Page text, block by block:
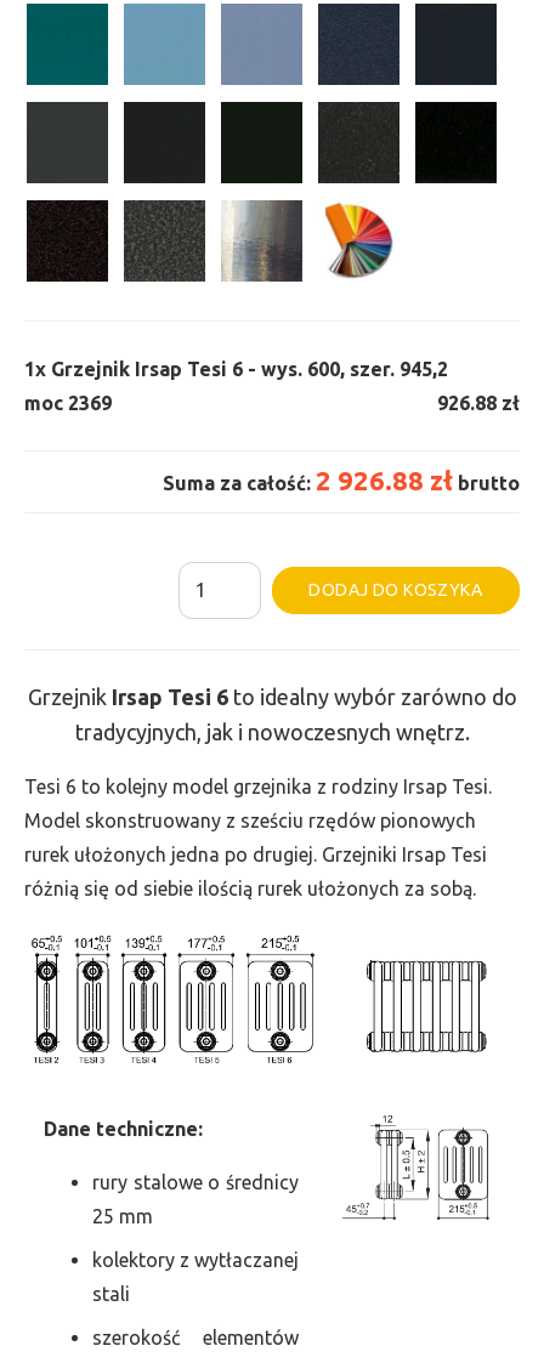
1x Grzejnik Irsap Tesi 6 - wys. 600, szer. 945,
moc 2369
2
926.88 zł
Suma za całość: 2 926.88 zł brutto
ilość
Grzejnik
-
wys.
600,
szer.
945,
2369
DODAJ DO KOSZYKA
Grzejnik Irsap Tesi 6to idealny wybór zarówno do
tradycyjnych, jak i nowoczesnych wnętrz.
Tesi 6 to kolejny model grzejnika z rodziny Irsap Tesi.
Model skonstruowany z sześciu rzędów pionowych
rurek ułożonych jedna po drugiej. Grzejniki Irsap Tesi
różnią się od siebie ilością rurek ułożonych za sobą.
Dane techniczne:
rury stalowe o średnicy
25 mm
kolektory z wytłaczanej
stali
szerokość elementów